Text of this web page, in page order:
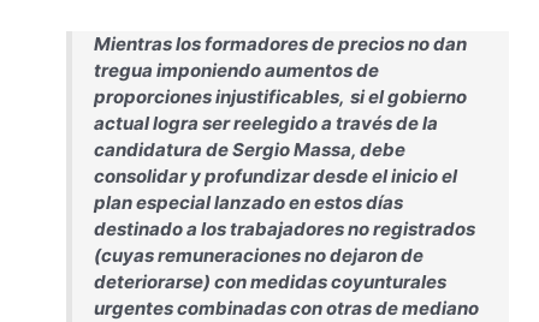
Mientras los formadores de precios no dan
tregua imponiendo aumentos de
proporciones injustificables, si el gobierno
actual logra ser reelegido a través de la
candidatura de Sergio Massa, debe
consolidar y profundizar desde el inicio el
plan especial lanzado en estos días
destinado a los trabajadores no registrados
(cuyas remuneraciones no dejaron de
deteriorarse) con medidas coyunturales
urgentes combinadas con otras de mediano